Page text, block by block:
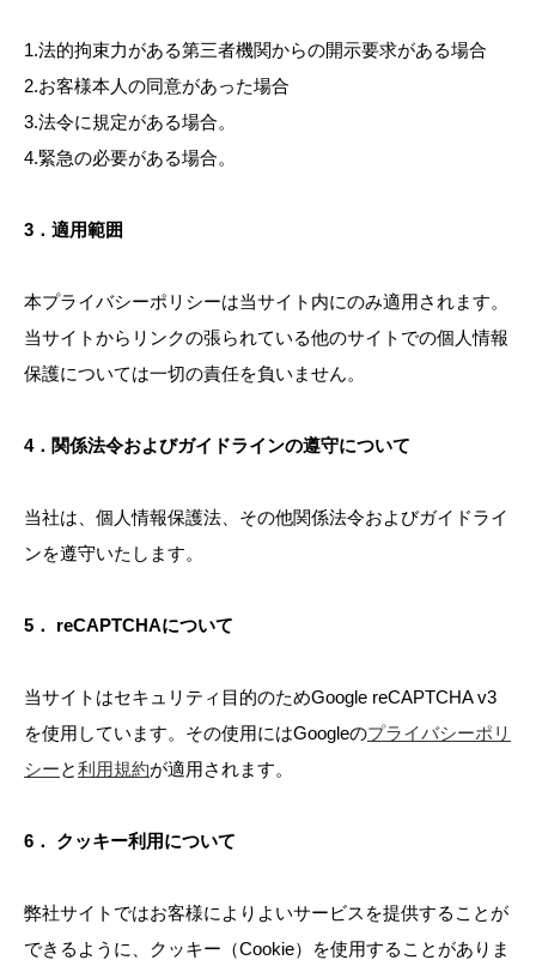
1.法的拘束力がある第三者機関からの開示要求がある場合
2.お客様本人の同意があった場合
3.法令に規定がある場合。
4.緊急の必要がある場合。
3．適用範囲
本プライバシーポリシーは当サイト内にのみ適用されます。
当サイトからリンクの張られている他のサイトでの個人情報
保護については一切の責任を負いません。
4．関係法令およびガイドラインの遵守について
当社は、個人情報保護法、その他関係法令およびガイドライ
ンを遵守いたします。
5． reCAPTCHAについて
当サイトはセキュリティ目的のためGoogle reCAPTCHA v3
を使用しています。その使用にはGoogleのプライバシーポリ
シーと利用規約が適用されます。
6． クッキー利用について
弊社サイトではお客様によりよいサービスを提供することが
できるように、クッキー（Cookie）を使用することがありま